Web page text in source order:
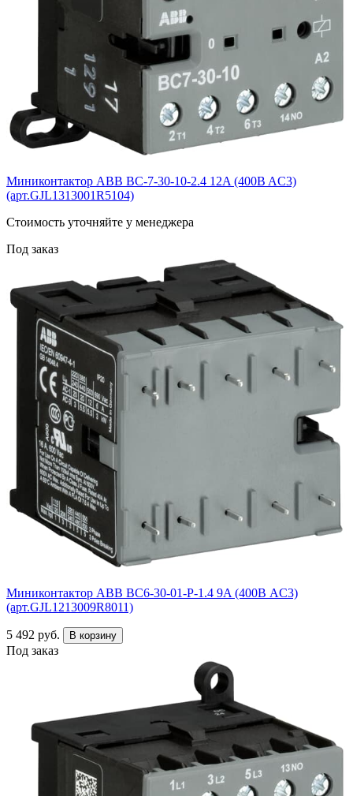
Миниконтактор ABB BС-7-30-10-2.4 12A (400B AC3)
(арт.GJL1313001R5104)
Cтоимость уточняйте у менеджера
Под заказ
Миниконтактор ABB ВC6-30-01-P-1.4 9A (400В AC3)
(арт.GJL1213009R8011)
5 492 руб. В корзину
Под заказ